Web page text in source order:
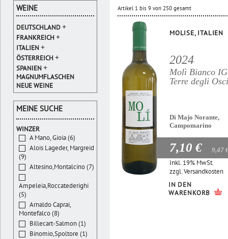
Artikel 1 bis 9 von 250 gesamt
MOLISE, ITALIEN
2024
Molì Bianco
Terre degli Osci
Di Majo Norante,
Campomarino
7,10 € 9,47
Inkl. 19% MwSt.
zzgl.Versandkosten
IN DEN
WARENKORB
WEINE
DEUTSCHLAND+
FRANKREICH+
ITALIEN+
ÖSTERREICH+
SPANIEN+
MAGNUMFLASCHEN
NEUE WEINE
MEINE SUCHE
WINZER
A Mano, Gioia (6)
Alois Lageder, Margreid
(9)
Altesino,Montalcino (7)
Ampeleia,Roccatederighi
(5)
Arnaldo Caprai,
Montefalco (8)
Billecart-Salmon (1)
Binomio,Spoltore (1)